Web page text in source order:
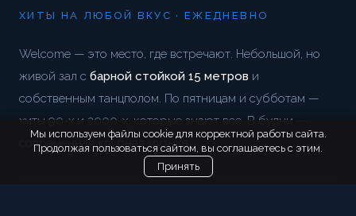
Мы используем файлы cookie для корректной работы сайта.
Продолжая пользоваться сайтом, вы соглашаетесь с этим.
Принять
ХИТЫ НА ЛЮБОЙ ВКУС · ЕЖЕДНЕВНО
Welcome — это место, где встречают. Небольшой, но
живой зал с барной стойкой 15 метров и
собственным танцполом. По пятницам и субботам —
хиты 90-х и 2000-х, которые знают все. В будни —
современная клубная музыка.